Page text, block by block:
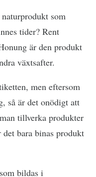
som
tider? Rent
är den produkt
växtsafter.
men eftersom
så är det onödigt att
tillverka produkter
bara binas produkt
bildas i